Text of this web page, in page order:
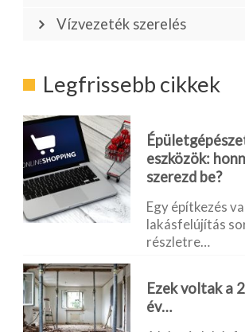
Vízvezeték szerelés
Legfrissebb cikkek
eszközök:
szerezd be?
Egy építkezés
lakásfelújítás
részletre…
Ezek voltak a
év…